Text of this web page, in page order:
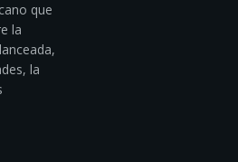
que
la
la